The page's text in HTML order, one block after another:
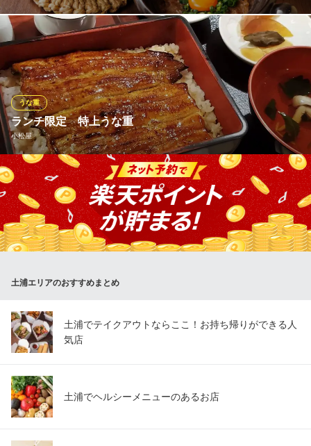
喫煙ルーム完備
ＪＲ常磐線土浦駅 徒歩1分
茨城県土浦市大和町4-1 4F
熱々の土鍋で炊き上げるご飯は、香り立つ湯気とともに炊きたて
の美味しさを届けます。茨城・つくばの名米「小田北条」を使用
し、粒立ちの良さと甘みを存分に引き出しました。炊き方ひとつ
で変わる味わいを、土鍋ならではのふっくらとした食感で楽しめ
ます。炭火焼やおかずと合わせて、心まで満たすひと膳をどう
ぞ。
炭火の一九
炭火・土鍋
ＪＲ常磐線土浦駅 徒歩2分
茨城県土浦市大和町4-15
ランチ限定 特上うな重
小松屋
うな重
ランチタイムの11時30分～14時30分まで限定で、特上うな重を店
内でお召し上がりになれます。 厳選した国産（鹿児島・宮崎産）
の5Pサイズの活鰻を贅沢に丸ごと一匹あみ串にし、ふわふわにな
るまでじっくりと深く蒸し、4代100年以上守り抜いた秘伝の熟成
タレで中はふっくら外は香ばしくお焼き致しました！！
うなぎ 佃煮専門店
茨城県土浦市大和町5-3
土浦エリアのおすすめまとめ
土浦でテイクアウトならここ！お持ち帰りができる人
気店
土浦でヘルシーメニューのあるお店